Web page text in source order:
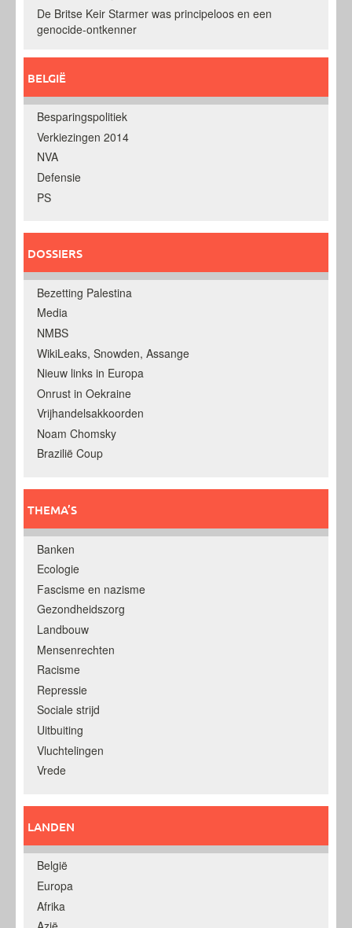
De Britse Keir Starmer was principeloos en een
genocide-ontkenner
BELGIË
Besparingspolitiek
Verkiezingen 2014
NVA
Defensie
PS
DOSSIERS
Bezetting Palestina
Media
NMBS
WikiLeaks, Snowden, Assange
Nieuw links in Europa
Onrust in Oekraine
Vrijhandelsakkoorden
Noam Chomsky
Brazilië Coup
THEMA’S
Banken
Ecologie
Fascisme en nazisme
Gezondheidszorg
Landbouw
Mensenrechten
Racisme
Repressie
Sociale strijd
Uitbuiting
Vluchtelingen
Vrede
LANDEN
België
Europa
Afrika